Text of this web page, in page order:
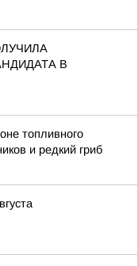
В
топливного
и редкий гриб